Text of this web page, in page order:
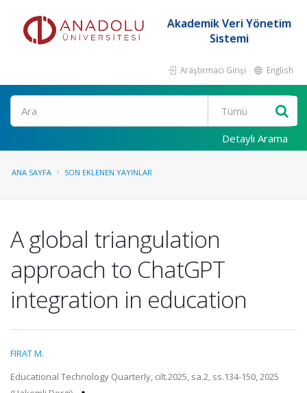
Akademik Veri Yönetim
Sistemi
Araştırmacı Girişi English
Ara
Detaylı Arama
ANA SAYFA SON EKLENEN YAYINLAR
A global triangulation
approach to ChatGPT
integration in education
FIRAT M.
Educational Technology Quarterly, cilt.2025, sa.2, ss.134-150, 2025